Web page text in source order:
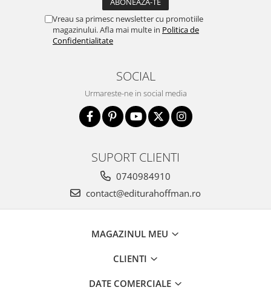
Vreau sa primesc newsletter cu promotiile
magazinului. Afla mai multe in Politica de
Confidentialitate
SOCIAL
Urmareste-ne in social media
SUPORT CLIENTI
0740984910
contact@editurahoffman.ro
MAGAZINUL MEU
CLIENTI
DATE COMERCIALE